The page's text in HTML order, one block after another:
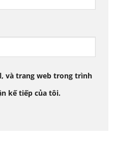
và trang web trong trình
kế tiếp của tôi.